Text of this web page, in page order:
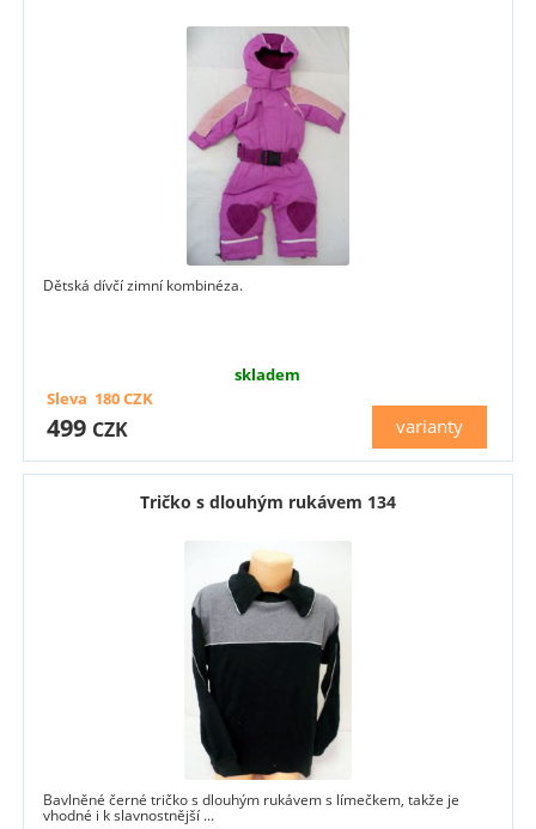
Dětská dívčí zimní kombinéza.
skladem
varianty
499 CZK
Sleva 180CZK
Tričko s dlouhým rukávem 134
Bavlněné černé tričko s dlouhým rukávem s límečkem, takže je
vhodné i k slavnostnější ...